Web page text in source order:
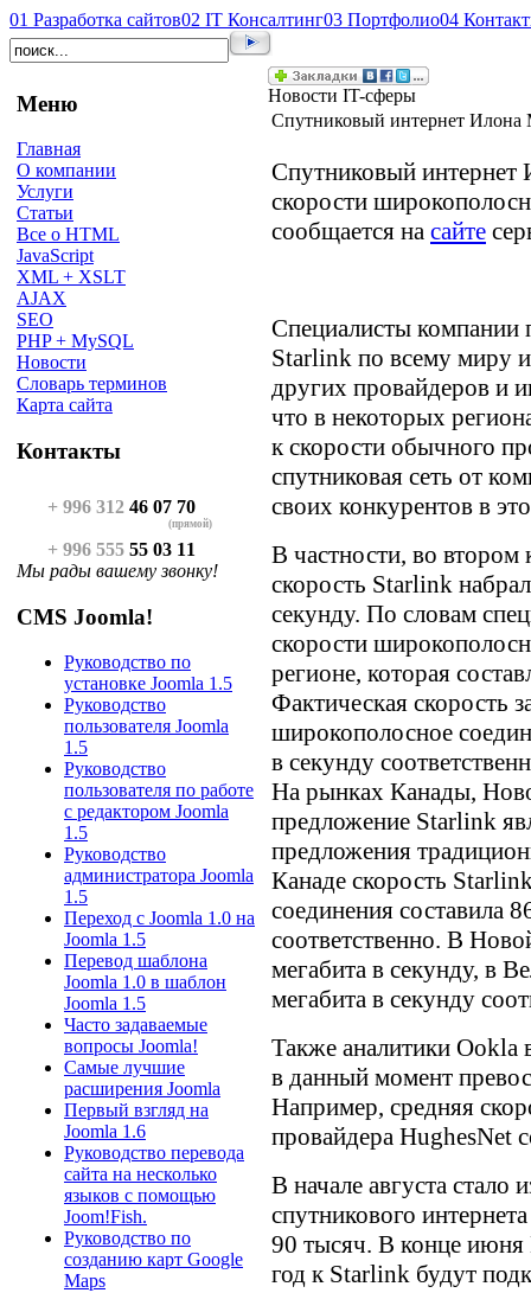
01 Разработка сайтов02 IT Консалтинг03 Портфолио04
Меню
Главная
О компании
Услуги
Статьи
Все о HTML
JavaScript
XML + XSLT
AJAX
SEO
PHP + MySQL
Новости
Словарь терминов
Карта сайта
Контакты
+ 996 312 46 07 70
(прямой)
+ 996 555 55 03 11
Мы рады вашему звонку!
CMS Joomla!
Руководство по
установке Joomla 1.5
Руководство
пользователя Joomla
1.5
Руководство
пользователя по работе
с редактором Joomla
1.5
Руководство
администратора Joomla
1.5
Переход с Joomla 1.0 на
Joomla 1.5
Перевод шаблона
Joomla 1.0 в шаблон
Joomla 1.5
Часто задаваемые
вопросы Joomla!
Самые лучшие
расширения Joomla
Первый взгляд на
Joomla 1.6
Руководство перевода
сайта на несколько
языков с помощью
Joom!Fish.
Руководство по
созданию карт Google
Maps
Новости IT-сферы
Спутниковый интернет Илона
Спутниковый
скорости
сообщается на сайте
Специалисты компании
Starlink по всему миру и
других провайдеров и
что в некоторых
к скорости обычного
спутниковая сеть от
своих конкурентов в
В частности, во
скорость Starlink
секунду. По словам
скорости
регионе, которая
Фактическая скорость
широкополосное
в секунду
На рынках Канады,
предложение Starlink
предложения
Канаде скорость
соединения составила
соответственно. В
мегабита в секунду, в
мегабита в секунду
Также аналитики Ookla
в данный момент
Например, средняя
провайдера HughesNet
В начале августа стало
спутникового
90 тысяч. В конце
год к Starlink будут